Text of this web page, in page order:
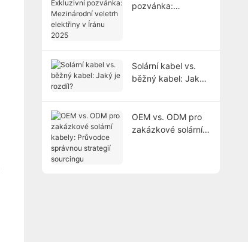
pozvánka:
Solární kabel vs.
běžný kabel: Jaký
OEM vs. ODM pro
zakázkové solární